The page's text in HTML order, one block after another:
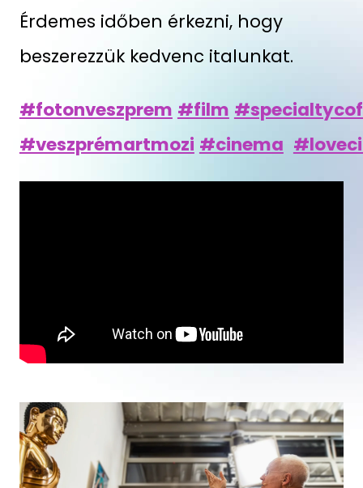
Érdemes időben érkezni, hogy
beszerezzük kedvenc italunkat.
#fotonveszprem #film
#veszprémartmozi #cinema